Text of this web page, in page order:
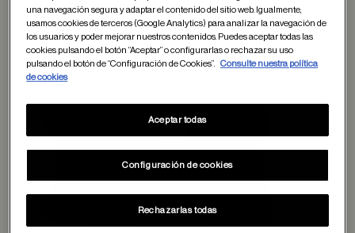
Guardar en
una navegación segura y adaptar el contenido del sitio web. Igualmente,
usamos cookies de terceros (Google Analytics) para analizar la navegación de
los usuarios y poder mejorar nuestros contenidos. Puedes aceptar todas las
cookies pulsando el botón “Aceptar” o configurarlas o rechazar su uso
pulsando el botón de “Configuración de Cookies”.
Consulte nuestra política
de cookies
Configuración de cookies
Rechazarlas todas
Aceptar todas